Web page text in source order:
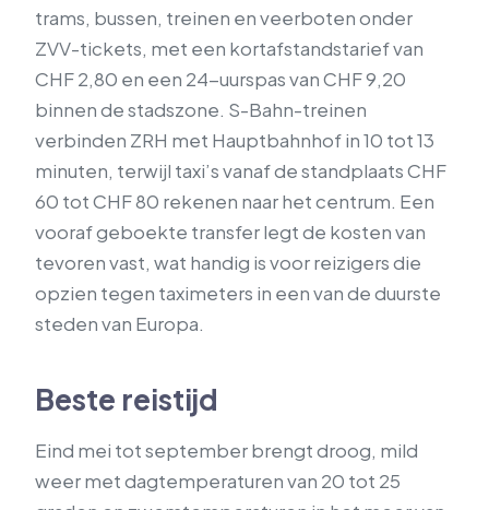
trams, bussen, treinen en veerboten onder
ZVV-tickets, met een kortafstandstarief van
CHF 2,80 en een 24-uurspas van CHF 9,20
binnen de stadszone. S-Bahn-treinen
verbinden ZRH met Hauptbahnhof in 10 tot 13
minuten, terwijl taxi’s vanaf de standplaats CHF
60 tot CHF 80 rekenen naar het centrum. Een
vooraf geboekte transfer legt de kosten van
tevoren vast, wat handig is voor reizigers die
opzien tegen taximeters in een van de duurste
steden van Europa.
Beste reistijd
Eind mei tot september brengt droog, mild
weer met dagtemperaturen van 20 tot 25